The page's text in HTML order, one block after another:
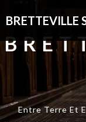
BRETTEVILLE
Entre Terre Et